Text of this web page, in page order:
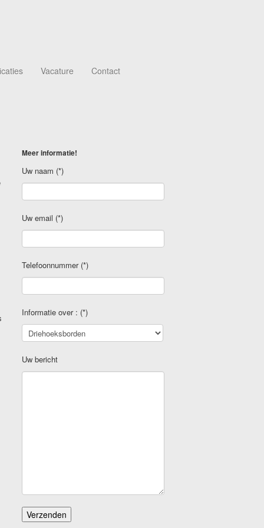
Vacature Contact
Meer informatie!
Uw naam (*)
Uw email (*)
Telefoonnummer (*)
Informatie over : (*)
Gelieve dit veld leeg te laten.
Uw bericht